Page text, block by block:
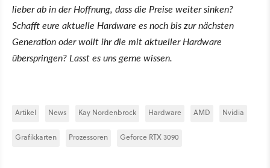
lieber ab in der Hoffnung, dass die Preise weiter sinken?
Schafft eure aktuelle Hardware es noch bis zur nächsten
Generation oder wollt ihr die mit aktueller Hardware
überspringen? Lasst es uns gerne wissen.
Artikel News Kay Nordenbrock Hardware AMD Nvidia
Grafikkarten Prozessoren Geforce RTX 3090